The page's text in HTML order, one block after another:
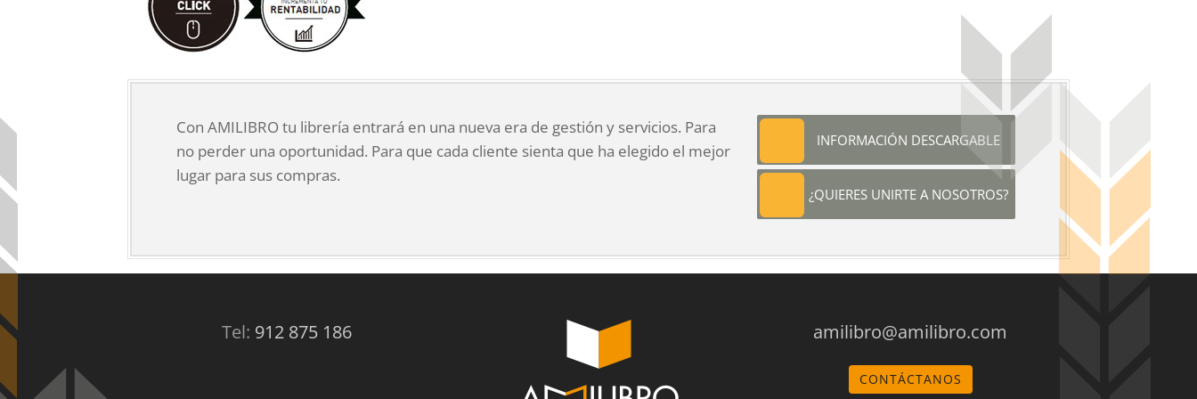
Con AMILIBRO tu librería entrará en una nueva era de gestión y servicios. Para
no perder una oportunidad. Para que cada cliente sienta que ha elegido el mejor
lugar para sus compras.
INFORMACIÓN DESCARGABLE
¿QUIERES UNIRTE A NOSOTROS?
Tel: 912 875 186 amilibro@amilibro.com
CONTÁCTANOS